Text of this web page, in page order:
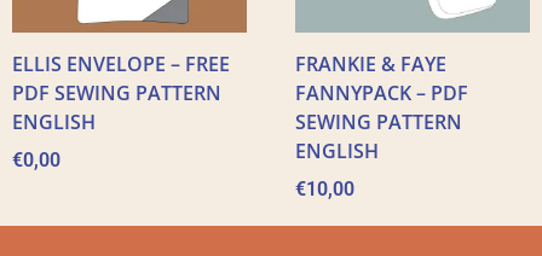
ELLIS ENVELOPE – FREE
PDF SEWING PATTERN
ENGLISH
€0,00
FRANKIE & FAYE
FANNYPACK – PDF
SEWING PATTERN
ENGLISH
€10,00